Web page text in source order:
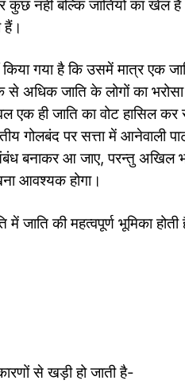
कुछ नहीं बल्कि जातियों का खेल
हैं।
किया गया है कि उसमें मात्र एक
से अधिक जाति के लोगों का
एक ही जाति का वोट हासिल
गोलबंद पर सत्ता में आनेवाली
बनाकर आ जाए, परन्तु अखिल
आवश्यक होगा।
में जाति की महत्वपूर्ण भूमिका
से खड़ी हो जाती है-